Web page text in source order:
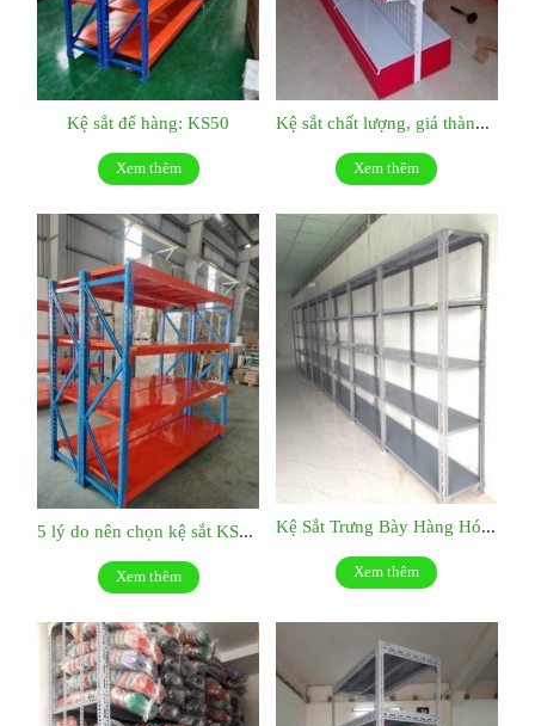
Kệ sắt để hàng: KS50
Xem thêm
Kệ sắt chất lượng, giá thành hợp lý:KS049
Xem thêm
Xem thêm Xem thêm